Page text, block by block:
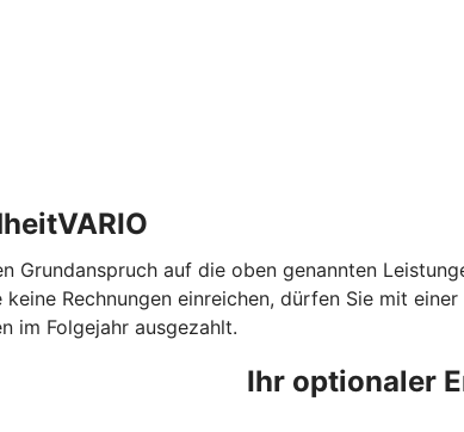
Grundanspruch auf die oben genannten
keine Rechnungen einreichen, dürfen Sie mit
im Folgejahr ausgezahlt.
Ihr optionaler